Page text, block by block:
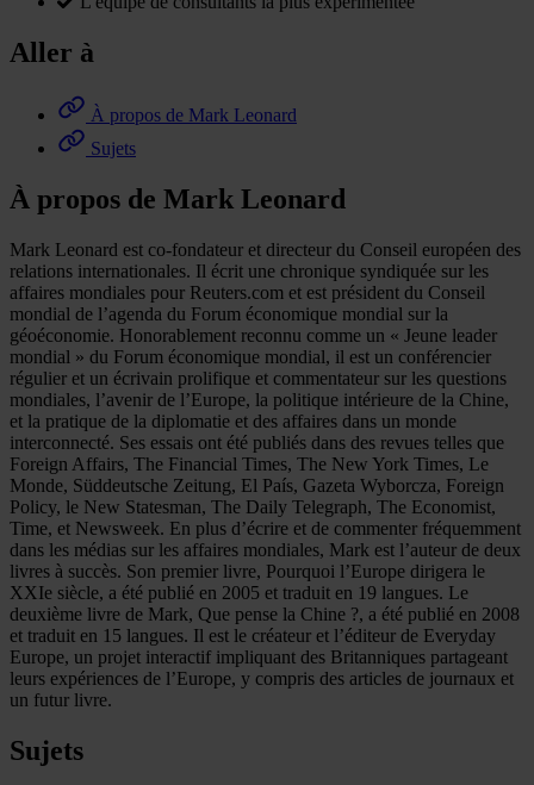
Aller à
À propos de Mark Leonard
Sujets
À propos de Mark Leonard
Mark Leonard est co-fondateur et directeur du Conseil européen des
relations internationales. Il écrit une chronique syndiquée sur les
affaires mondiales pour Reuters.com et est président du Conseil
mondial de l’agenda du Forum économique mondial sur la
géoéconomie. Honorablement reconnu comme un « Jeune leader
mondial » du Forum économique mondial, il est un conférencier
régulier et un écrivain prolifique et commentateur sur les questions
mondiales, l’avenir de l’Europe, la politique intérieure de la Chine,
et la pratique de la diplomatie et des affaires dans un monde
interconnecté. Ses essais ont été publiés dans des revues telles que
Foreign Affairs, The Financial Times, The New York Times, Le
Monde, Süddeutsche Zeitung, El País, Gazeta Wyborcza, Foreign
Policy, le New Statesman, The Daily Telegraph, The Economist,
Time, et Newsweek. En plus d’écrire et de commenter fréquemment
dans les médias sur les affaires mondiales, Mark est l’auteur de deux
livres à succès. Son premier livre, Pourquoi l’Europe dirigera le
XXIe siècle, a été publié en 2005 et traduit en 19 langues. Le
deuxième livre de Mark, Que pense la Chine ?, a été publié en 2008
et traduit en 15 langues. Il est le créateur et l’éditeur de Everyday
Europe, un projet interactif impliquant des Britanniques partageant
leurs expériences de l’Europe, y compris des articles de journaux et
un futur livre.
Sujets